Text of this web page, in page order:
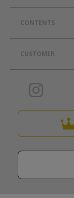
CONTENTS
CUSTOMER